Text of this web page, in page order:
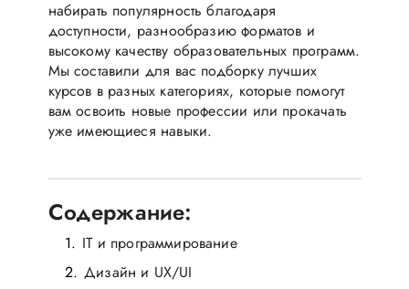
набирать популярность благодаря
доступности, разнообразию форматов и
высокому качеству образовательных программ.
Мы составили для вас подборку лучших
курсов в разных категориях, которые помогут
вам освоить новые профессии или прокачать
уже имеющиеся навыки.
Содержание:
IT и программирование
Дизайн и UX/UI